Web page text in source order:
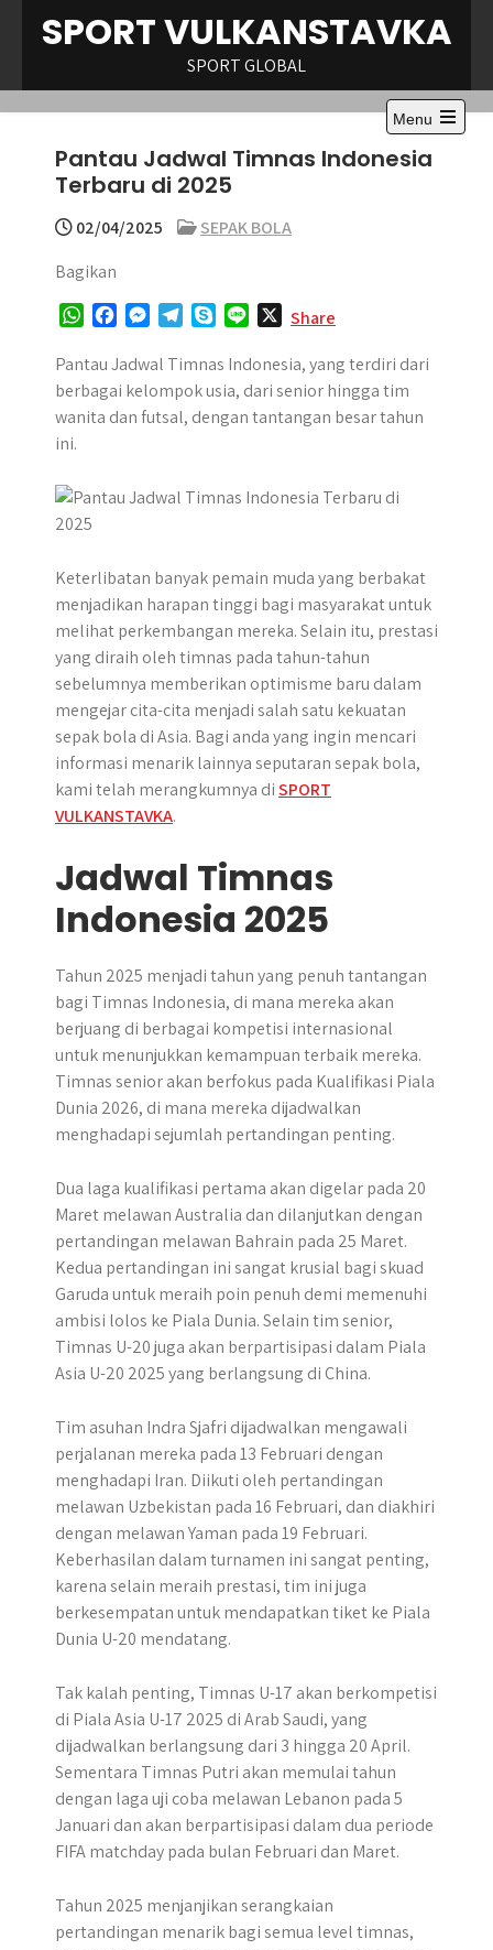
SPORT VULKANSTAVKA
SPORT GLOBAL
Menu
Open
the
main
Pantau Jadwal Timnas Indonesia
Terbaru di 2025
02/04/2025
SEPAK BOLA
Bagikan
W
a
t
s
c
e
b
s
s
e
r
l
e
y
p
e
n
e
Share
Pantau Jadwal Timnas Indonesia, yang terdiri dari
berbagai kelompok usia, dari senior hingga tim
wanita dan futsal, dengan tantangan besar tahun
ini.
Keterlibatan banyak pemain muda yang berbakat
menjadikan harapan tinggi bagi masyarakat untuk
melihat perkembangan mereka. Selain itu, prestasi
yang diraih oleh timnas pada tahun-tahun
sebelumnya memberikan optimisme baru dalam
mengejar cita-cita menjadi salah satu kekuatan
sepak bola di Asia. Bagi anda yang ingin mencari
informasi menarik lainnya seputaran sepak bola,
kami telah merangkumnya diSPORT
VULKANSTAVKA.
Jadwal Timnas
Indonesia 2025
Tahun 2025 menjadi tahun yang penuh tantangan
bagi Timnas Indonesia, di mana mereka akan
berjuang di berbagai kompetisi internasional
untuk menunjukkan kemampuan terbaik mereka.
Timnas senior akan berfokus pada Kualifikasi Piala
Dunia 2026, di mana mereka dijadwalkan
menghadapi sejumlah pertandingan penting.
Dua laga kualifikasi pertama akan digelar pada 20
Maret melawan Australia dan dilanjutkan dengan
pertandingan melawan Bahrain pada 25 Maret. ​
Kedua pertandingan ini sangat krusial bagi skuad
Garuda untuk meraih poin penuh demi memenuhi
ambisi lolos ke Piala Dunia. Selain tim senior,
Timnas U-20 juga akan berpartisipasi dalam Piala
Asia U-20 2025 yang berlangsung di China.
Tim asuhan Indra Sjafri dijadwalkan mengawali
perjalanan mereka pada 13 Februari dengan
menghadapi Iran. Diikuti oleh pertandingan
melawan Uzbekistan pada 16 Februari, dan diakhiri
dengan melawan Yaman pada 19 Februari.
Keberhasilan dalam turnamen ini sangat penting,
karena selain meraih prestasi, tim ini juga
berkesempatan untuk mendapatkan tiket ke Piala
Dunia U-20 mendatang.
Tak kalah penting, Timnas U-17 akan berkompetisi
di Piala Asia U-17 2025 di Arab Saudi, yang
dijadwalkan berlangsung dari 3 hingga 20 April.
Sementara Timnas Putri akan memulai tahun
dengan laga uji coba melawan Lebanon pada 5
Januari dan akan berpartisipasi dalam dua periode
FIFA matchday pada bulan Februari dan Maret.
Tahun 2025 menjanjikan serangkaian
pertandingan menarik bagi semua level timnas,